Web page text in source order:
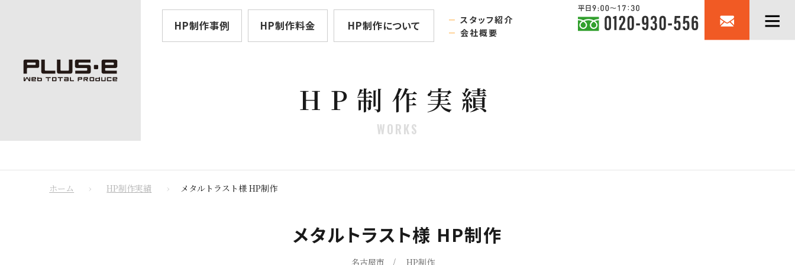
HP制作事例 HP制作料金 HP制作について － スタッフ紹介
－会社概要
HP制作実績
WORKS
ホーム HP制作実績 メタルトラスト様 HP制作
メタルトラスト様 HP制作
名古屋市 HP制作